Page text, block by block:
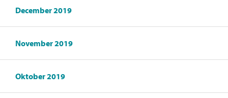
December 2019
November 2019
Oktober 2019